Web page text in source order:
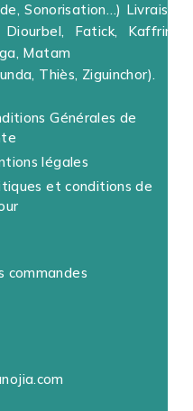
Sonorisation…) Livraison
Fatick, Kaffrine,
Matam
Thiès, Ziguinchor).
Générales de
légales
et conditions de
commandes